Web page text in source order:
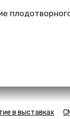
в выставках